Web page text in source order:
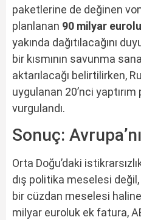
paketlerine de değinen
planlanan 90 milyar
yakında dağıtılacağını
bir kısmının savunma
aktarılacağı belirtilirken,
uygulanan 20’nci
vurgulandı.
Sonuç:
Orta Doğu’daki
dış politika meselesi
bir cüzdan meselesi
milyar euroluk ek fatura,